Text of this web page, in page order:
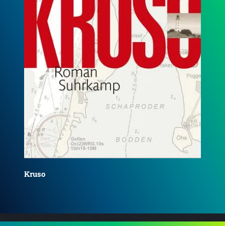
Laubsäge und Scheinbrücke